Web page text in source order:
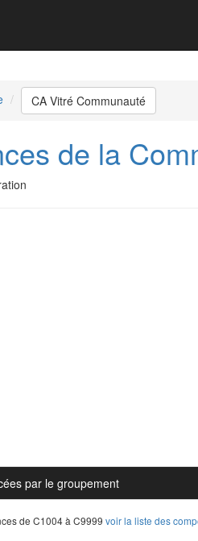
CA Vitré Communauté
de la
par le groupement
de C1004 à C9999 voir la liste des